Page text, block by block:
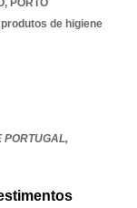
, PORTO
de higiene
PORTUGAL,